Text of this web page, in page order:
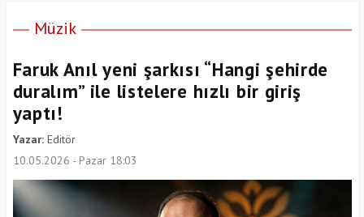
Müzik
Faruk Anıl yeni şarkısı “Hangi şehirde
duralım” ile listelere hızlı bir giriş
yaptı!
Yazar:Editör
10.05.2026 - Pazar 18:03